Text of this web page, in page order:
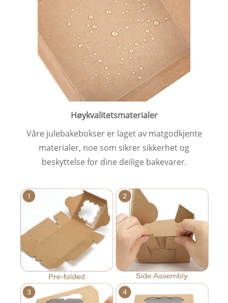
Høykvalitetsmaterialer
Våre julebakebokser er laget av matgodkjente
materialer, noe som sikrer sikkerhet og
beskyttelse for dine deilige bakevarer.